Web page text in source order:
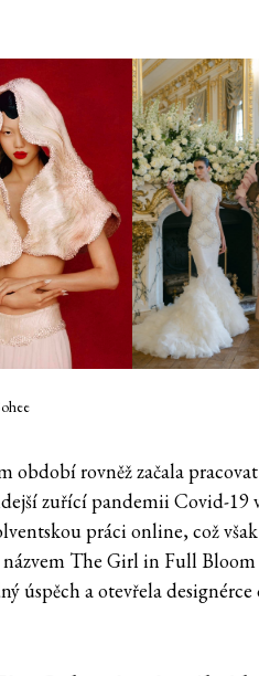
období rovněž začala
zuřící pandemii Covid-19
práci online, což
názvem The Girl in Full
úspěch a otevřela